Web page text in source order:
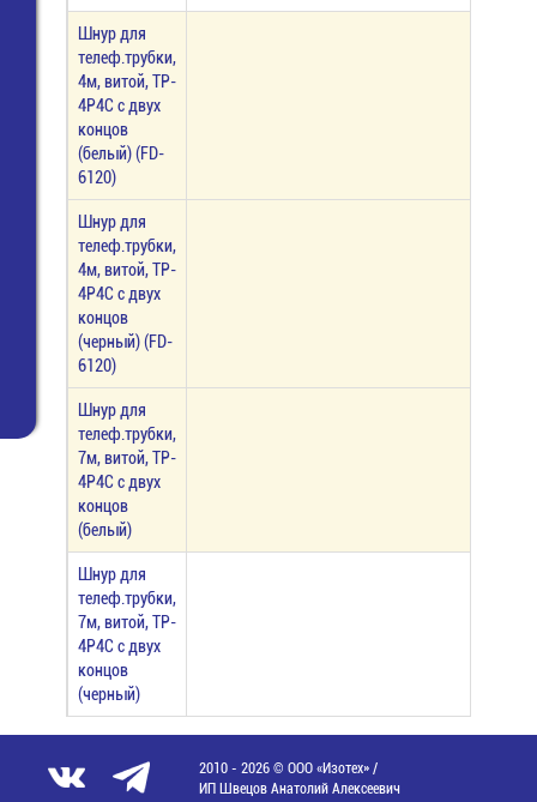
Шнур для
телеф.трубки,
4м, витой, TP-
4P4C с двух
концов
(белый) (FD-
6120)
Шнур для
телеф.трубки,
4м, витой, TP-
4P4C с двух
концов
(черный) (FD-
6120)
Шнур для
телеф.трубки,
7м, витой, TP-
4P4C с двух
концов
(белый)
Шнур для
телеф.трубки,
7м, витой, TP-
4P4C с двух
концов
(черный)
2010 - 2026 © ООО «Изотех» /
ИП Швецов Анатолий Алексеевич